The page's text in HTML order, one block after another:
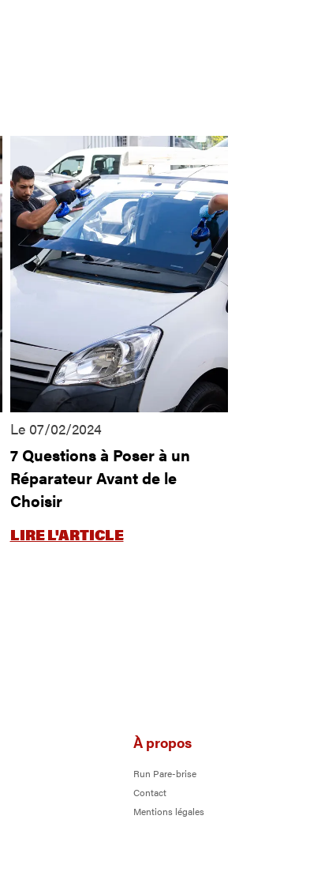
Le 07/02/2024
7 Questions à Poser à un
Réparateur Avant de le
Choisir
LIRE L'ARTICLE
À propos
Run Pare-brise
Contact
Mentions légales